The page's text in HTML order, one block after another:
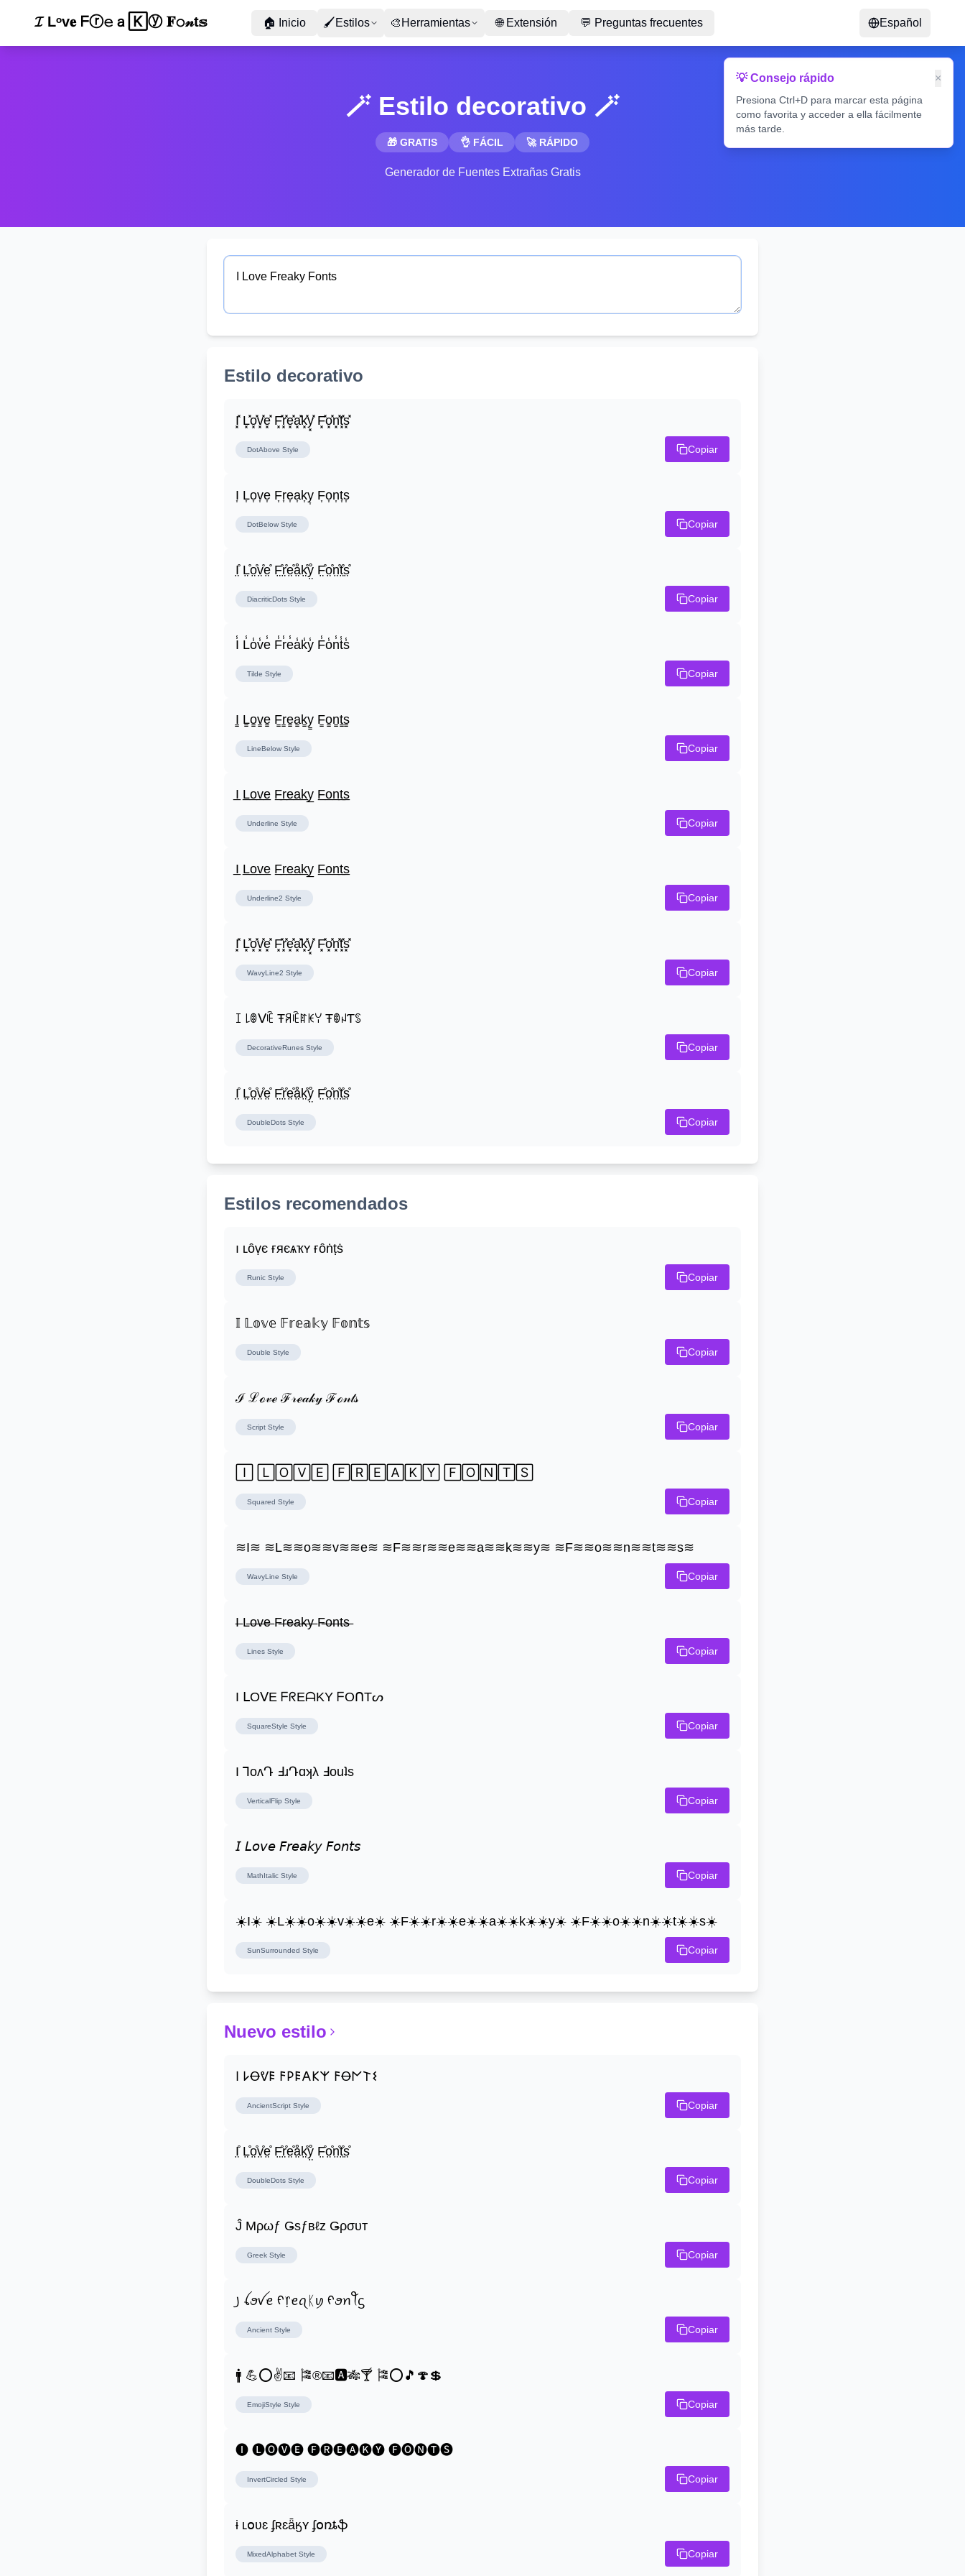
Ⓘ 𝐋𝔬𝕧𝓮 Ⓕ𝓻ⓔ𝓪ｋ🅈 ᖴᵒ𝐧𝚝𝕤 🏠 Inicio 🖌 Estilos 🎨 Herramientas 🌐 Extensión 💬 Preguntas frecuentes Español
🪄 Estilo decorativo 🪄
🎁 GRATIS 👌 FÁCIL 🚀 RÁPIDO
Generador de Fuentes Extrañas Gratis
Estilo decorativo
I͓̽ L͓̽o͓̽v͓̽e͓̽ F͓̽r͓̽e͓̽a͓̽k͓̽y͓̽ F͓̽o͓̽n͓̽t͓̽s͓̽
DotAbove Style Copiar
I͎ L͎o͎v͎e͎ F͎r͎e͎a͎k͎y͎ F͎o͎n͎t͎s͎
DotBelow Style Copiar
I̤̊ L̤̊o̤̊v̤̊e̤̊ F̤̊r̤̊e̤̊å̤k̤̊ẙ̤ F̤̊o̤̊n̤̊t̤̊s̤̊
DiacriticDots Style Copiar
I̾ L̾o̾v̾e̾ F̾r̾e̾a̾k̾y̾ F̾o̾n̾t̾s̾
Tilde Style Copiar
I̳ L̳o̳v̳e̳ F̳r̳e̳a̳k̳y̳ F̳o̳n̳t̳s̳
LineBelow Style Copiar
I̲ L̲o̲v̲e̲ F̲r̲e̲a̲k̲y̲ F̲o̲n̲t̲s̲
Underline Style Copiar
I̲ L̲o̲v̲e̲ F̲r̲e̲a̲k̲y̲ F̲o̲n̲t̲s̲
Underline2 Style Copiar
I͓̽ L͓̽o͓̽v͓̽e͓̽ F͓̽r͓̽e͓̽a͓̽k͓̽y͓̽ F͓̽o͓̽n͓̽t͓̽s͓̽
WavyLine2 Style Copiar
ꀤ ꒒ꂦᐯꍟ Ŧꋪꍟꍏꀘꌩ ŦꂦꈤƬꌗ
DecorativeRunes Style Copiar
I̤̊ L̤̊o̤̊v̤̊e̤̊ F̤̊r̤̊e̤̊å̤k̤̊ẙ̤ F̤̊o̤̊n̤̊t̤̊s̤̊
DoubleDots Style Copiar
Estilos recomendados
ı ʟȏṿє ғяєѧҡʏ ғȏṅṭṡ
Runic Style Copiar
𝕀 𝕃𝕠𝕧𝕖 𝔽𝕣𝕖𝕒𝕜𝕪 𝔽𝕠𝕟𝕥𝕤
Double Style Copiar
ℐ ℒℴ𝓋ℯ ℱ𝓇ℯ𝒶𝓀𝓎 ℱℴ𝓃𝓉𝓈
Script Style Copiar
🄸 🄻🄾🅅🄴 🄵🅁🄴🄰🄺🅈 🄵🄾🄽🅃🅂
Squared Style Copiar
≋I≋ ≋L≋≋o≋≋v≋≋e≋ ≋F≋≋r≋≋e≋≋a≋≋k≋≋y≋ ≋F≋≋o≋≋n≋≋t≋≋s≋
WavyLine Style Copiar
I̶ L̶o̶v̶e̶ F̶r̶e̶a̶k̶y̶ F̶o̶n̶t̶s̶
Lines Style Copiar
I ᒪOᐯE ᖴᖇEᗩKY ᖴOᑎTᔕ
SquareStyle Style Copiar
I ꓶoʌԴ ꓞɹԴɑʞλ ꓞouʇs
VerticalFlip Style Copiar
𝘐 𝘓𝘰𝘷𝘦 𝘍𝘳𝘦𝘢𝘬𝘺 𝘍𝘰𝘯𝘵𝘴
MathItalic Style Copiar
☀️I☀️ ☀️L☀️☀️o☀️☀️v☀️☀️e☀️ ☀️F☀️☀️r☀️☀️e☀️☀️a☀️☀️k☀️☀️y☀️ ☀️F☀️☀️o☀️☀️n☀️☀️t☀️☀️s☀️
SunSurrounded Style Copiar
Nuevo estilo
𐌉 𐌋Ꝋᕓ𐌄 𐌅𐌓𐌄𐌀𐌊𐌙 𐌅Ꝋ𐌍𐌕𐌔
AncientScript Style Copiar
I̤̊ L̤̊o̤̊v̤̊e̤̊ F̤̊r̤̊e̤̊å̤k̤̊ẙ̤ F̤̊o̤̊n̤̊t̤̊s̤̊
DoubleDots Style Copiar
Ĵ Μρωƒ Ǥѕƒвℓz Ǥρσυт
Greek Style Copiar
꠸ ꪶꪮꪜꫀ ᠻ᥅ꫀꪖᛕꪗ ᠻꪮꪀꪻᦓ
Ancient Style Copiar
🚹 💪⭕✌📧 🎏®📧🅰🎋🍸 🎏⭕🎵🍄💲
EmojiStyle Style Copiar
🅘 🅛🅞🅥🅔 🅕🅡🅔🅐🅚🅨 🅕🅞🅝🅣🅢
InvertCircled Style Copiar
ɨ ʟօʋɛ ʄʀɛǟӄʏ ʄօռȶֆ
MixedAlphabet Style Copiar
💡 Consejo rápido
Presiona Ctrl+D para marcar esta página
como favorita y acceder a ella fácilmente
más tarde.
×